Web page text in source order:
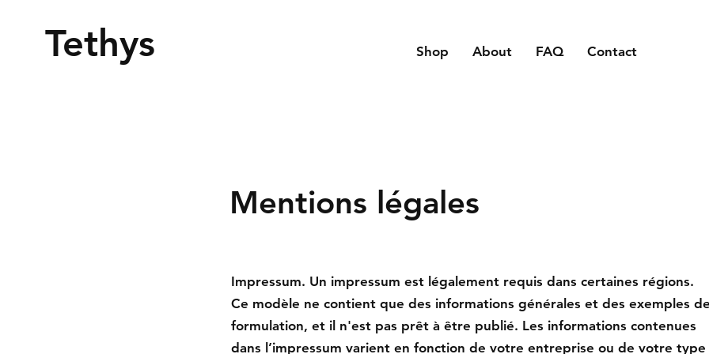
Tethys Shop About FAQ Contact
Mentions légales
Impressum. Un impressum est légalement requis dans certaines régions.
Ce modèle ne contient que des informations générales et des exemples
formulation, et il n'est pas prêt à être publié. Les informations contenues
dans l’impressum varient en fonction de votre entreprise ou de votre type